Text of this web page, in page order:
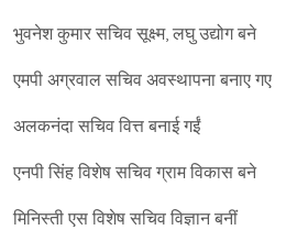
भुवनेश कुमार सचिव सूक्ष्म, लघु उद्योग बने
एमपी अग्रवाल सचिव अवस्थापना बनाए गए
अलकनंदा सचिव वित्त बनाई गईं
एनपी सिंह विशेष सचिव ग्राम विकास बने
मिनिस्ती एस विशेष सचिव विज्ञान बनीं